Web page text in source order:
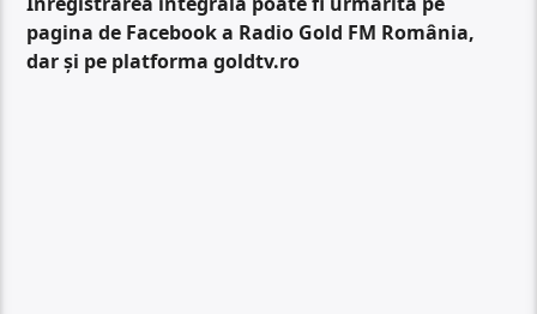
pagina de Facebook a Radio Gold FM România,
dar și pe platforma goldtv.ro